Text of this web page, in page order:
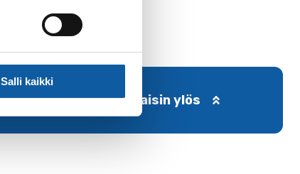
Salli kaikki
Takaisin ylös